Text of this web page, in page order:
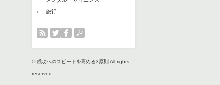
旅行
© 成功へのスピードを高める3原則 All rights
reserved.